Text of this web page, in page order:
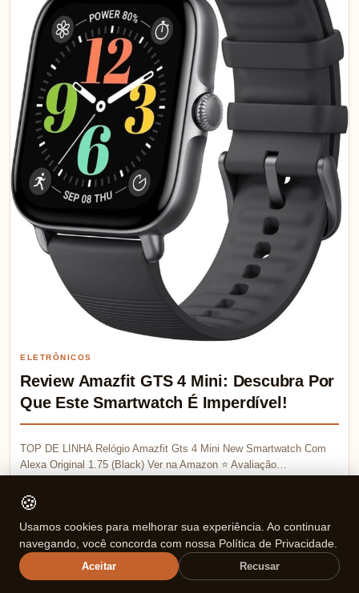
ELETRÔNICOS
Review Amazfit GTS 4 Mini: Descubra Por
Que Este Smartwatch É Imperdível!
TOP DE LINHA Relógio Amazfit Gts 4 Mini New Smartwatch Com
Alexa Original 1.75 (Black) Ver na Amazon ⭐ Avaliação…
⏱ 8 min de leitura
🍪
Usamos cookies para melhorar sua experiência. Ao continuar
navegando, você concorda com nossa Política de Privacidade.
Aceitar Recusar